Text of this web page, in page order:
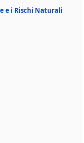
e i Rischi Naturali